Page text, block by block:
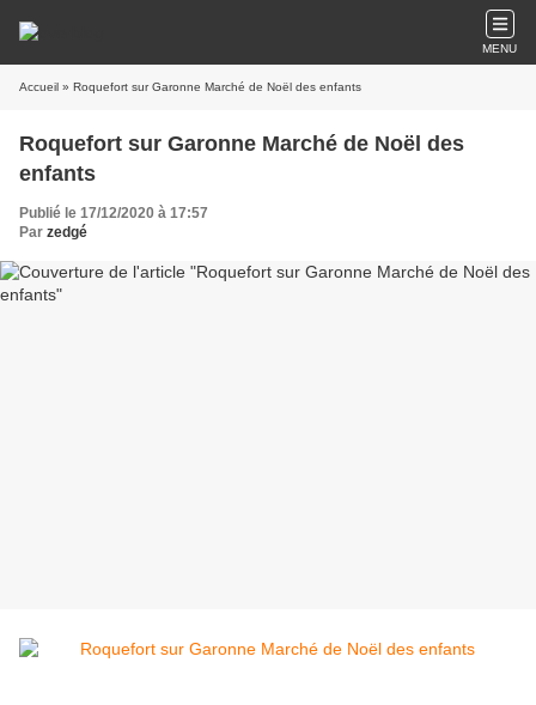
MENU
Accueil » Roquefort sur Garonne Marché de Noël des enfants
Roquefort sur Garonne Marché de Noël des
enfants
Publié le 17/12/2020 à 17:57
Par zedgé